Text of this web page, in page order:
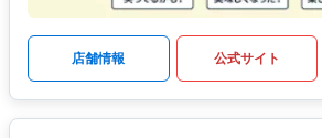
店舗情報 公式サイト